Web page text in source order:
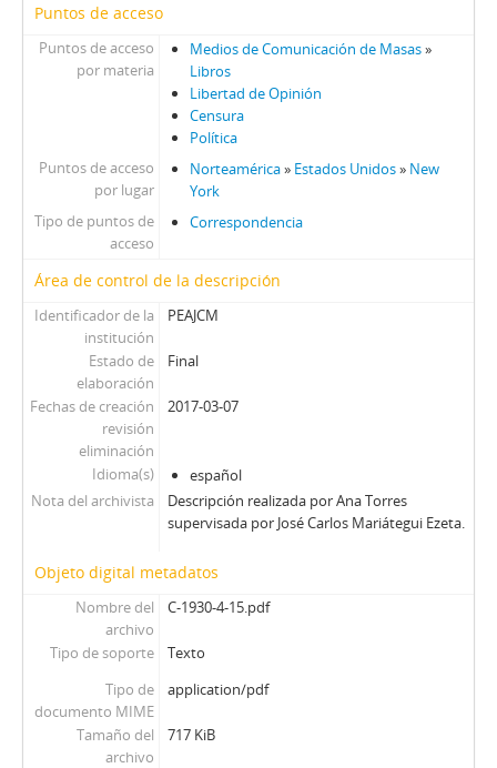
Puntos de acceso
Puntos de acceso
por materia
Medios de Comunicación de Masas»
Libros
Libertad de Opinión
Censura
Política
Puntos de acceso
por lugar
Norteamérica» Estados Unidos» New
York
Tipo de puntos de
acceso
Correspondencia
Área de control de la descripción
Identificador de la
institución
PEAJCM
Estado de
elaboración
Final
Fechas de creación
revisión
eliminación
2017-03-07
Idioma(s)
español
Nota del archivista
Descripción realizada por Ana Torres
supervisada por José Carlos Mariátegui Ezeta.
Objeto digital metadatos
Nombre del
archivo
C-1930-4-15.pdf
Tipo de soporte
Texto
Tipo de
documento MIME
application/pdf
Tamaño del
archivo
717 KiB